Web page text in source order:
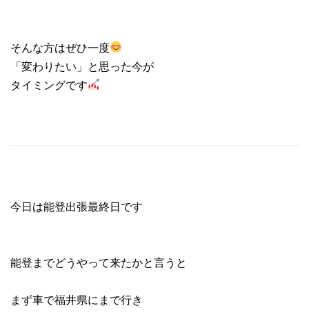
そんな方はぜひ一度
「変わりたい」と思った今が
タイミングです
今日は能登出張最終日です
能登までどうやって来たかと言うと
まず車で福井県にまで行き